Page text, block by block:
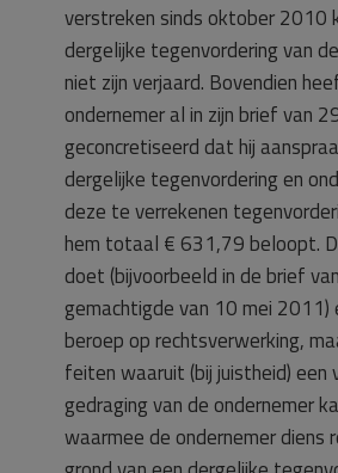
verstreken sinds oktober 2010
dergelijke tegenvordering van
niet zijn verjaard. Bovendien
ondernemer al in zijn brief van
geconcretiseerd dat hij
dergelijke tegenvordering en
deze te verrekenen
hem totaal € 631,79 beloopt.
doet (bijvoorbeeld in de brief
gemachtigde van 10 mei 2011)
beroep op rechtsverwerking,
feiten waaruit (bij juistheid) een
gedraging van de ondernemer
waarmee de ondernemer diens